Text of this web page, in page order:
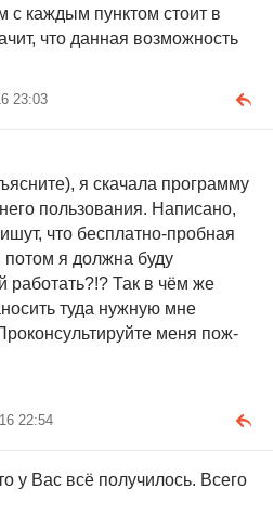
с каждым пунктом стоит в
что данная возможность
23:03
я скачала программу
пользования. Написано,
что бесплатно-пробная
потом я должна буду
работать?!? Так в чём же
туда нужную мне
меня пож-
22:54
у Вас всё получилось. Всего